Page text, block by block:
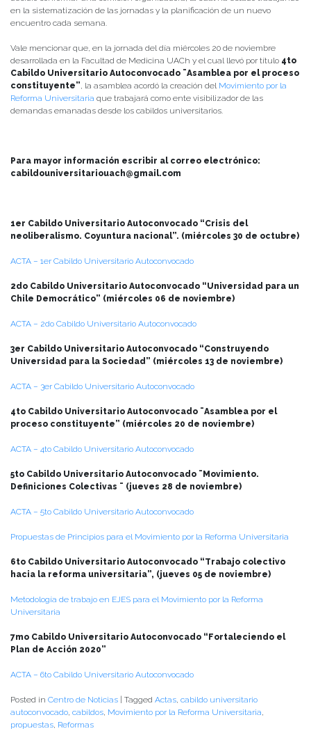
en la sistematización de las jornadas y la planificación de un nuevo
encuentro cada semana.
Vale mencionar que, en la jornada del día miércoles 20 de noviembre
desarrollada en la Facultad de Medicina UACh y el cual llevó por título 4to
Cabildo Universitario Autoconvocado ¨Asamblea por el proceso
constituyente”, la asamblea acordó la creación del Movimiento por la
Reforma Universitaria que trabajará como ente visibilizador de las
demandas emanadas desde los cabildos universitarios.
Para mayor información escribir al correo electrónico:
cabildouniversitariouach@gmail.com
1er Cabildo Universitario Autoconvocado “Crisis del
neoliberalismo. Coyuntura nacional”. (miércoles 30 de octubre)
ACTA – 1er Cabildo Universitario Autoconvocado
2do Cabildo Universitario Autoconvocado “Universidad para un
Chile Democrático” (miércoles 06 de noviembre)
ACTA – 2do Cabildo Universitario Autoconvocado
3er Cabildo Universitario Autoconvocado “Construyendo
Universidad para la Sociedad” (miércoles 13 de noviembre)
ACTA – 3er Cabildo Universitario Autoconvocado
4to Cabildo Universitario Autoconvocado ¨Asamblea por el
proceso constituyente” (miércoles 20 de noviembre)
ACTA – 4to Cabildo Universitario Autoconvocado
5to Cabildo Universitario Autoconvocado ¨Movimiento.
Definiciones Colectivas ¨ (jueves 28 de noviembre)
ACTA – 5to Cabildo Universitario Autoconvocado
Propuestas de Principios para el Movimiento por la Reforma Universitaria
6to Cabildo Universitario Autoconvocado “Trabajo colectivo
hacia la reforma universitaria”, (jueves 05 de noviembre)
Metodología de trabajo en EJES para el Movimiento por la Reforma
Universitaria
7mo Cabildo Universitario Autoconvocado “Fortaleciendo el
Plan de Acción 2020”
ACTA – 6to Cabildo Universitario Autoconvocado
Posted in Centro de Noticias Tagged Actas, cabildo universitario
autoconvocado, cabildos, Movimiento por la Reforma Universitaria,
propuestas, Reformas